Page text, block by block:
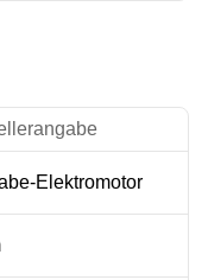
Elektromotor